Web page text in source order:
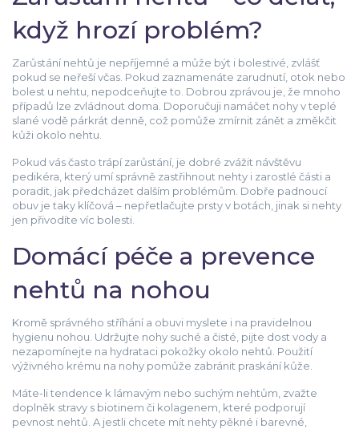
když hrozí problém?
Zarůstání nehtů je nepříjemné a může být i bolestivé, zvlášť
pokud se neřeší včas. Pokud zaznamenáte zarudnutí, otok nebo
bolest u nehtu, nepodceňujte to. Dobrou zprávou je, že mnoho
případů lze zvládnout doma. Doporučuji namáčet nohy v teplé
slané vodě párkrát denně, což pomůže zmírnit zánět a změkčit
kůži okolo nehtu.
Pokud vás často trápí zarůstání, je dobré zvážit návštěvu
pedikéra, který umí správně zastřihnout nehty i zarostlé části a
poradit, jak předcházet dalším problémům. Dobře padnoucí
obuv je taky klíčová – nepřetlačujte prsty v botách, jinak si nehty
jen přivodíte víc bolesti.
Domácí péče a prevence
nehtů na nohou
Kromě správného stříhání a obuvi myslete i na pravidelnou
hygienu nohou. Udržujte nohy suché a čisté, pijte dost vody a
nezapomínejte na hydrataci pokožky okolo nehtů. Použití
výživného krému na nohy pomůže zabránit praskání kůže.
Máte-li tendence k lámavým nebo suchým nehtům, zvažte
doplněk stravy s biotinem či kolagenem, které podporují
pevnost nehtů. A jestli chcete mít nehty pěkné i barevné,